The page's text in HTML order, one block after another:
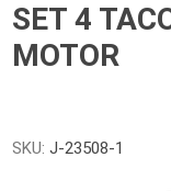
SET 4
MOTOR
SKU: J-23508-1